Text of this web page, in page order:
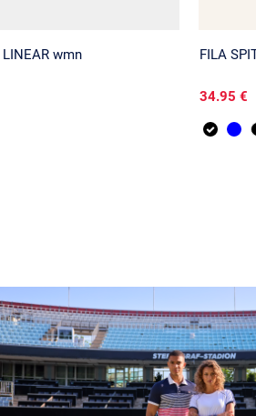
LINEAR wmn FILA
34.95 €